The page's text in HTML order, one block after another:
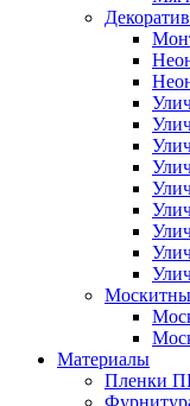
Материалы
Пленки